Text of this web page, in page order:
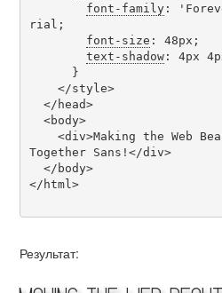
font-family:
rial;
font-size : 48px;
text-shadow: 4px
Together Sans!</div>
</html>
Результат: